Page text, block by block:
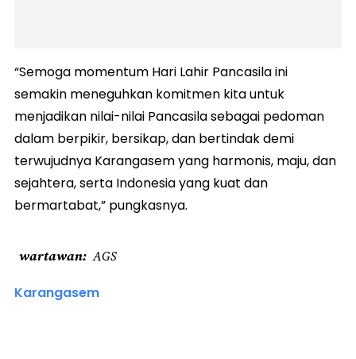
​“Semoga momentum Hari Lahir Pancasila ini
semakin meneguhkan komitmen kita untuk
menjadikan nilai-nilai Pancasila sebagai pedoman
dalam berpikir, bersikap, dan bertindak demi
terwujudnya Karangasem yang harmonis, maju, dan
sejahtera, serta Indonesia yang kuat dan
bermartabat,” pungkasnya.
wartawan AGS
Karangasem